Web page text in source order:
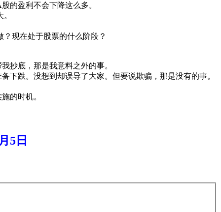
的盈利不会下降这么多。
现在处于股票的什么阶段？
底，那是我意料之外的事。
下跌。没想到却误导了大家。但要说欺骗，那是没有的事。
的时机。
5日